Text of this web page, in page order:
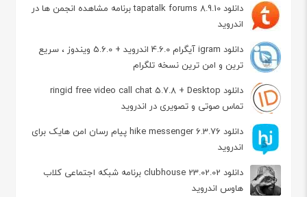
دانلود tapatalk forums 8.9.10 برنامه مشاهده انجمن ها در
اندروید
دانلود igram آیگرام 4.6.0 اندروید + 5.6.0 ویندوز ، سریع
ترین و امن ترین نسخه تلگرام
دانلود ringid free video call chat 5.7.8 + Desktop
تماس صوتی و تصویری در اندروید
دانلود hike messenger 6.3.76 پیام‌ رسان‌ امن هایک برای
اندروید
دانلود clubhouse 23.02.02 برنامه شبکه اجتماعی کلاب
هاوس اندروید